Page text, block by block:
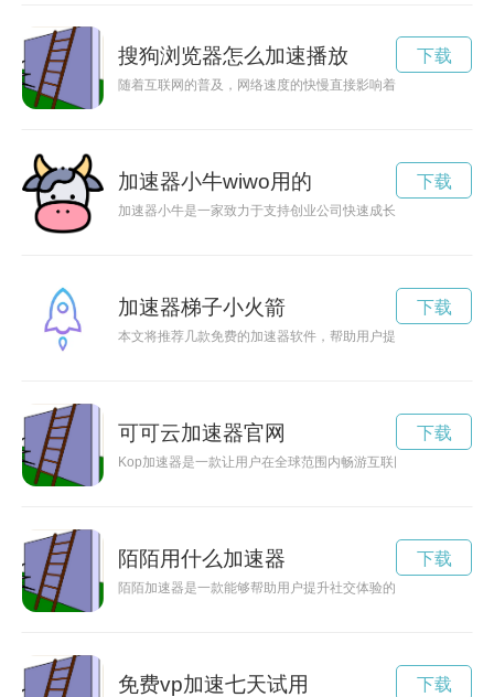
搜狗浏览器怎么加速播放
随着互联网的普及，网络速度的快慢直接影响着我们的上网体
下载
加速器小牛wiwo用的
加速器小牛是一家致力于支持创业公司快速成长的创新平台，
下载
加速器梯子小火箭
本文将推荐几款免费的加速器软件，帮助用户提升网络浏览速度
下载
可可云加速器官网
Kop加速器是一款让用户在全球范围内畅游互联网的最佳选择
下载
陌陌用什么加速器
陌陌加速器是一款能够帮助用户提升社交体验的网络加速工具
下载
免费vp加速七天试用 下载